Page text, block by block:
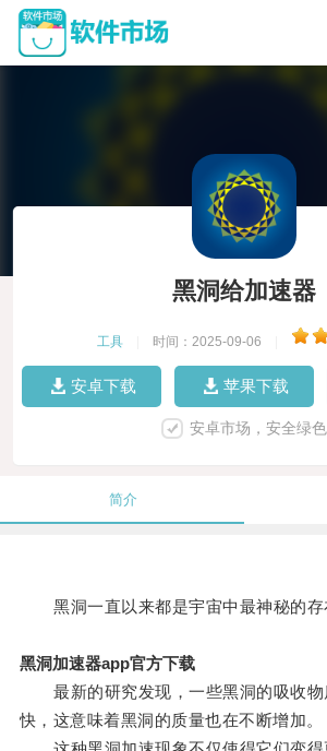
黑洞给加速器
工具 时间：2025-09-06
安卓下载 苹果下载
安卓市场，安全绿色
简介
黑洞一直以来都是宇宙中最神秘的存
黑洞加速器app官方下载
最新的研究发现，一些黑洞的吸收物
快，这意味着黑洞的质量也在不断增加。